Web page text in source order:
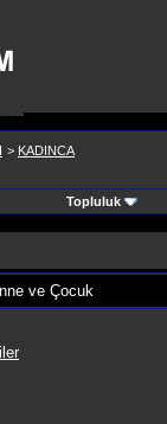
> KADINCA
Topluluk
ve Çocuk